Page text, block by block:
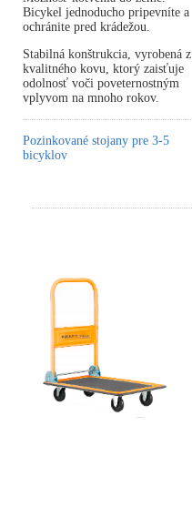
Bicykel jednoducho pripevníte a
ochránite pred krádežou.
Stabilná konštrukcia, vyrobená z
kvalitného kovu, ktorý zaisťuje
odolnosť voči poveternostným
vplyvom na mnoho rokov.
Pozinkované stojany pre 3-5
bicyklov